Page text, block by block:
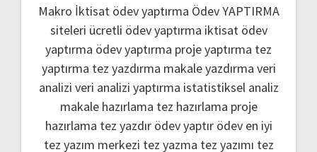
Makro İktisat ödev yaptırma Ödev YAPTIRMA
siteleri ücretli ödev yaptırma iktisat ödev
yaptırma ödev yaptırma proje yaptırma tez
yaptırma tez yazdırma makale yazdırma veri
analizi veri analizi yaptırma istatistiksel analiz
makale hazırlama tez hazırlama proje
hazırlama tez yazdır ödev yaptır ödev en iyi
tez yazım merkezi tez yazma tez yazımı tez